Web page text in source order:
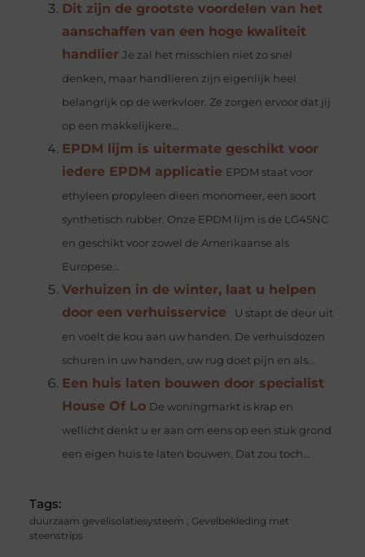
Dit zijn de grootste voordelen van het
aanschaffen van een hoge kwaliteit
handlier Je zal het misschien niet zo snel
denken, maar handlieren zijn eigenlijk heel
belangrijk op de werkvloer. Ze zorgen ervoor dat jij
op een makkelijkere...
EPDM lijm is uitermate geschikt voor
iedere EPDM applicatie EPDM staat voor
ethyleen propyleen dieen monomeer, een soort
synthetisch rubber. Onze EPDM lijm is de LG45NC
en geschikt voor zowel de Amerikaanse als
Europese...
Verhuizen in de winter, laat u helpen
door een verhuisservice
U stapt de deur uit
en voelt de kou aan uw handen. De verhuisdozen
schuren in uw handen, uw rug doet pijn en als...
Een huis laten bouwen door specialist
House Of Lo De woningmarkt is krap en
wellicht denkt u er aan om eens op een stuk grond
een eigen huis te laten bouwen. Dat zou toch...
Tags:
duurzaam gevelisolatiesysteem , Gevelbekleding met
steenstrips